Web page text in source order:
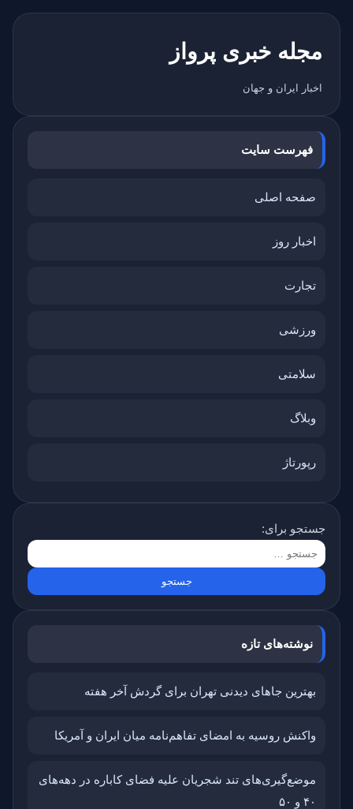
مجله خبری پرواز
اخبار ایران و جهان
فهرست سایت
صفحه اصلی
اخبار روز
تجارت
ورزشی
سلامتی
وبلاگ
رپورتاژ
جستجو برای:
نوشته‌های تازه
بهترین جاهای دیدنی تهران برای گردش آخر هفته
واکنش روسیه به امضای تفاهم‌نامه میان ایران و آمریکا
موضع‌گیری‌های تند شجریان علیه فضای کاباره در دهه‌های
۴۰ و ۵۰